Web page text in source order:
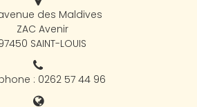
des Maldives
ZAC Avenir
SAINT-LOUIS
: 0262 57 44 96